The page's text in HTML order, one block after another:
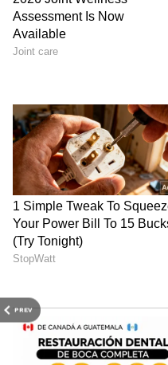
PREV